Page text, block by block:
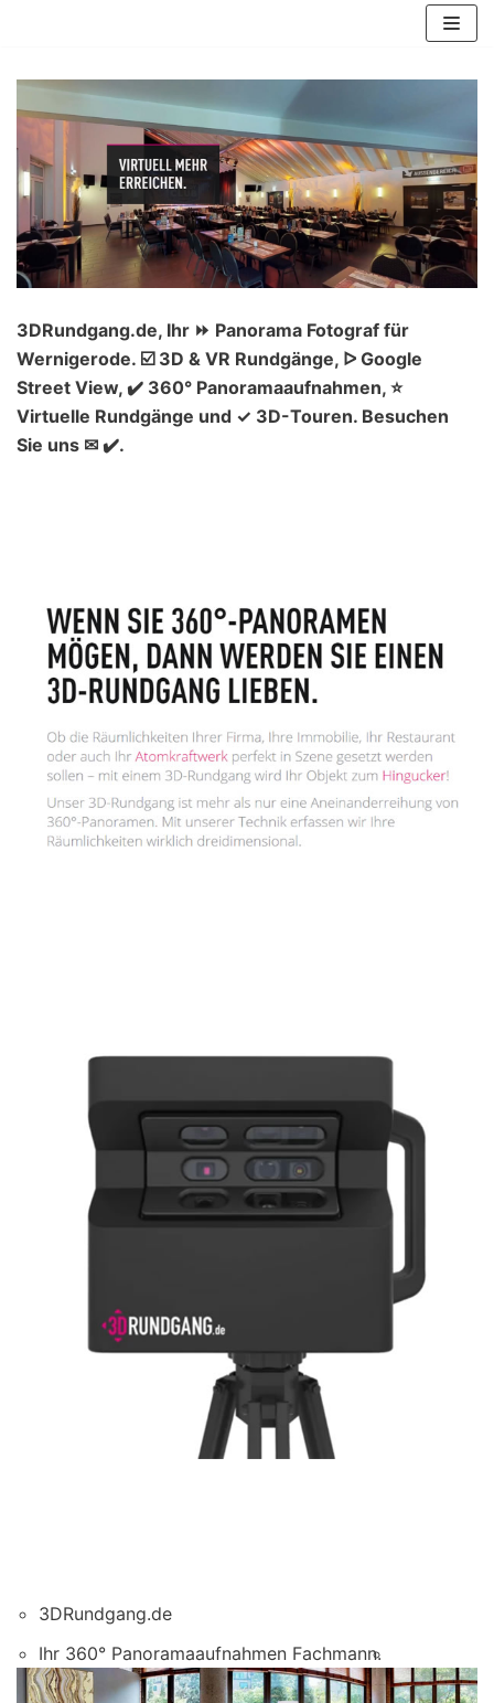
Inhalt
springen
3DRundgang.de, Ihr ⏩ Panorama Fotograf für
Wernigerode. ☑️ 3D & VR Rundgänge, ᐅ Google
Street View, ✔️ 360° Panoramaaufnahmen, ⭐
Virtuelle Rundgänge und ✓ 3D-Touren. Besuchen
Sie uns ✉ ✔️.
3DRundgang.de
Ihr 360° Panoramaaufnahmen Fachmann.